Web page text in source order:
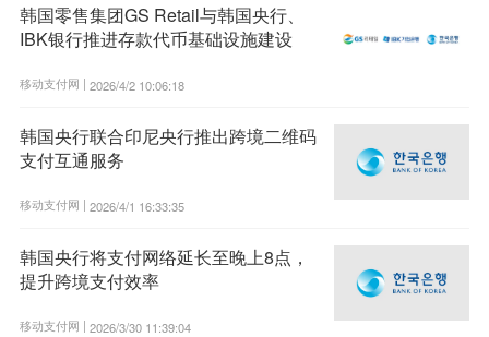
韩国零售集团GS Retail与韩国央行、
IBK银行推进存款代币基础设施建设
移动支付网 | 2026/4/2 10:06:18
韩国央行联合印尼央行推出跨境二维码
支付互通服务
移动支付网 | 2026/4/1 16:33:35
韩国央行将支付网络延长至晚上8点，
提升跨境支付效率
移动支付网 | 2026/3/30 11:39:04